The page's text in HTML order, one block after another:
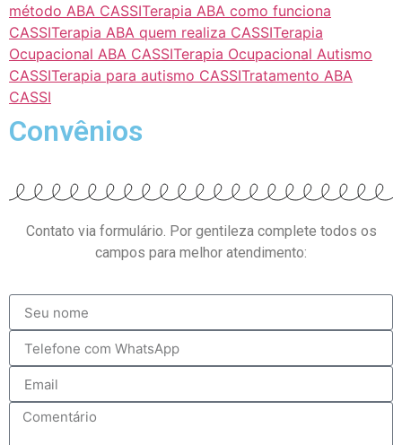
método ABA CASSITerapia ABA como funciona
CASSITerapia ABA quem realiza CASSITerapia
Ocupacional ABA CASSITerapia Ocupacional Autismo
CASSITerapia para autismo CASSITratamento ABA
CASSI
Convênios
Contato via formulário. Por gentileza complete todos os
campos para melhor atendimento: